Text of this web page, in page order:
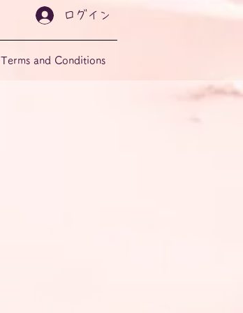
Terms and Conditions
ログイン